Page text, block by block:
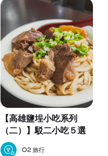
【高雄鹽埕小吃系列
（二）】駁二小吃５選
O2 旅行